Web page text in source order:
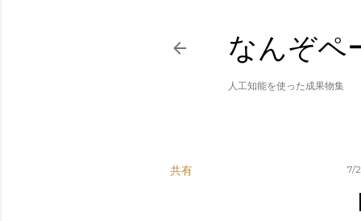
なんぞペ
人工知能を使った成果物集
共有 7/